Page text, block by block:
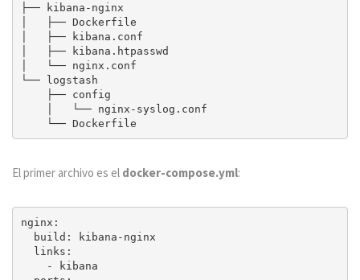
├── kibana-nginx
│   ├── Dockerfile
│   ├── kibana.conf
│   ├── kibana.htpasswd
│   └── nginx.conf
└── logstash
El primer archivo es el docker-compose.yml:
nginx: